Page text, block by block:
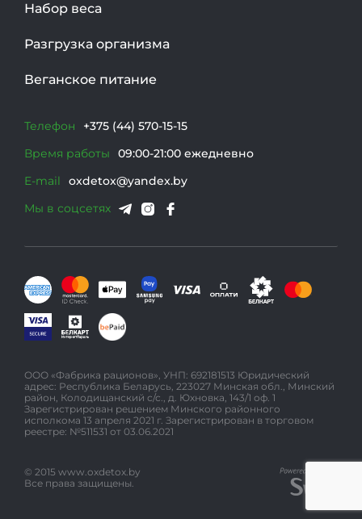
ООО «Фабрика рационов», УНП: 692181513 Юридический
адрес: Республика Беларусь, 223027 Минская обл., Минский
район, Колодищанский с/с., д. Юхновка, 143/1 оф. 1
Зарегистрирован решением Минского районного
исполкома 13 апреля 2021 г. Зарегистрирован в торговом
реестре: №511531 от 03.06.2021
© 2015 www.oxdetox.by
Все права защищены.
Телефон
+375 (44) 570-15-15
Время работы
09:00-21:00 ежедневно
E-mail
oxdetox@yandex.by
Мы в соцсетях
Набор веса
Разгрузка организма
Веганское питание